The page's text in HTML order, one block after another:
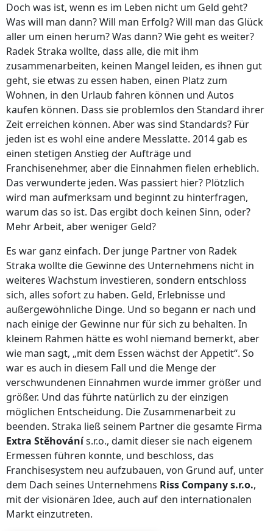
Doch was ist, wenn es im Leben nicht um Geld geht?
Was will man dann? Will man Erfolg? Will man das Glück
aller um einen herum? Was dann? Wie geht es weiter?
Radek Straka wollte, dass alle, die mit ihm
zusammenarbeiten, keinen Mangel leiden, es ihnen gut
geht, sie etwas zu essen haben, einen Platz zum
Wohnen, in den Urlaub fahren können und Autos
kaufen können. Dass sie problemlos den Standard ihrer
Zeit erreichen können. Aber was sind Standards? Für
jeden ist es wohl eine andere Messlatte. 2014 gab es
einen stetigen Anstieg der Aufträge und
Franchisenehmer, aber die Einnahmen fielen erheblich.
Das verwunderte jeden. Was passiert hier? Plötzlich
wird man aufmerksam und beginnt zu hinterfragen,
warum das so ist. Das ergibt doch keinen Sinn, oder?
Mehr Arbeit, aber weniger Geld?
Es war ganz einfach. Der junge Partner von Radek
Straka wollte die Gewinne des Unternehmens nicht in
weiteres Wachstum investieren, sondern entschloss
sich, alles sofort zu haben. Geld, Erlebnisse und
außergewöhnliche Dinge. Und so begann er nach und
nach einige der Gewinne nur für sich zu behalten. In
kleinem Rahmen hätte es wohl niemand bemerkt, aber
wie man sagt, „mit dem Essen wächst der Appetit“. So
war es auch in diesem Fall und die Menge der
verschwundenen Einnahmen wurde immer größer und
größer. Und das führte natürlich zu der einzigen
möglichen Entscheidung. Die Zusammenarbeit zu
beenden. Straka ließ seinem Partner die gesamte Firma
Extra Stěhovánís.r.o., damit dieser sie nach eigenem
Ermessen führen konnte, und beschloss, das
Franchisesystem neu aufzubauen, von Grund auf, unter
dem Dach seines Unternehmens Riss Companys.r.o.,
mit der visionären Idee, auch auf den internationalen
Markt einzutreten.